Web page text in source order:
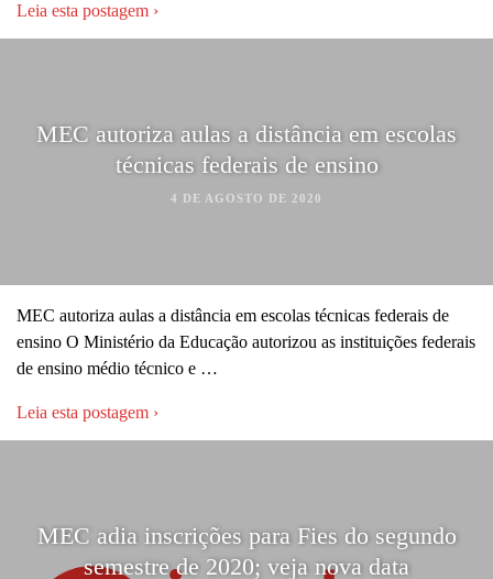
Leia esta postagem ›
MEC autoriza aulas a distância em escolas
técnicas federais de ensino
4 DE AGOSTO DE 2020
MEC autoriza aulas a distância em escolas técnicas federais de
ensino O Ministério da Educação autorizou as instituições federais
de ensino médio técnico e …
Leia esta postagem ›
MEC adia inscrições para Fies do segundo
semestre de 2020; veja nova data